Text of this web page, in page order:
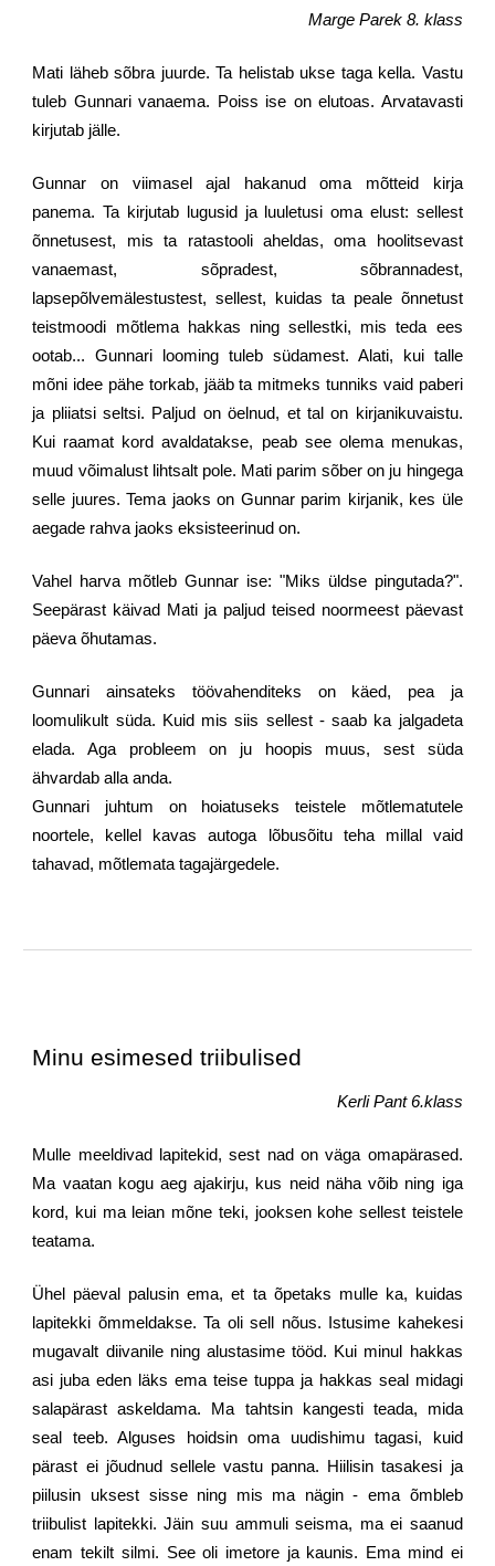
Marge Parek 8. klass
Mati läheb sõbra juurde. Ta helistab ukse taga kella. Vastu
tuleb Gunnari vanaema. Poiss ise on elutoas. Arvatavasti
kirjutab jälle.
Gunnar on viimasel ajal hakanud oma mõtteid kirja
panema. Ta kirjutab lugusid ja luuletusi oma elust: sellest
õnnetusest, mis ta ratastooli aheldas, oma hoolitsevast
vanaemast, sõpradest, sõbrannadest,
lapsepõlvemälestustest, sellest, kuidas ta peale õnnetust
teistmoodi mõtlema hakkas ning sellestki, mis teda ees
ootab... Gunnari looming tuleb südamest. Alati, kui talle
mõni idee pähe torkab, jääb ta mitmeks tunniks vaid paberi
ja pliiatsi seltsi. Paljud on öelnud, et tal on kirjanikuvaistu.
Kui raamat kord avaldatakse, peab see olema menukas,
muud võimalust lihtsalt pole. Mati parim sõber on ju hingega
selle juures. Tema jaoks on Gunnar parim kirjanik, kes üle
aegade rahva jaoks eksisteerinud on.
Vahel harva mõtleb Gunnar ise: "Miks üldse pingutada?".
Seepärast käivad Mati ja paljud teised noormeest päevast
päeva õhutamas.
Gunnari ainsateks töövahenditeks on käed, pea ja
loomulikult süda. Kuid mis siis sellest - saab ka jalgadeta
elada. Aga probleem on ju hoopis muus, sest süda
ähvardab alla anda.
Gunnari juhtum on hoiatuseks teistele mõtlematutele
noortele, kellel kavas autoga lõbusõitu teha millal vaid
tahavad, mõtlemata tagajärgedele.
Minu esimesed triibulised
Kerli Pant 6.klass
Mulle meeldivad lapitekid, sest nad on väga omapärased.
Ma vaatan kogu aeg ajakirju, kus neid näha võib ning iga
kord, kui ma leian mõne teki, jooksen kohe sellest teistele
teatama.
Ühel päeval palusin ema, et ta õpetaks mulle ka, kuidas
lapitekki õmmeldakse. Ta oli sell nõus. Istusime kahekesi
mugavalt diivanile ning alustasime tööd. Kui minul hakkas
asi juba eden läks ema teise tuppa ja hakkas seal midagi
salapärast askeldama. Ma tahtsin kangesti teada, mida
seal teeb. Alguses hoidsin oma uudishimu tagasi, kuid
pärast ei jõudnud sellele vastu panna. Hiilisin tasakesi ja
piilusin uksest sisse ning mis ma nägin - ema õmbleb
triibulist lapitekki. Jäin suu ammuli seisma, ma ei saanud
enam tekilt silmi. See oli imetore ja kaunis. Ema mind ei